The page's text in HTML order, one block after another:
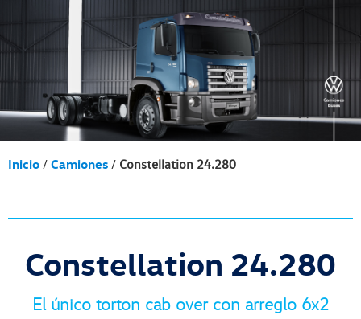
Inicio / Camiones / Constellation 24.280
Constellation 24.280
El único torton cab over con arreglo 6x2